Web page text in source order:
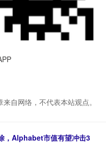
自网络，不代表本站观点。
，Alphabet市值有望冲击3